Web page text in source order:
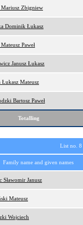
Mariusz Zbigniew
Dominik Łukasz
Paweł
Janusz Łukasz
Łukasz Mateusz
Bartosz Paweł
Totalling
List no.
Family name and given names
Sławomir Janusz
Mateusz
Wojciech